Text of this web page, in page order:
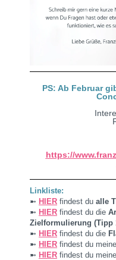
PS: Ab Februar
https://
Linkliste:
➼ HIER findest du alle
➼ HIER findest du die
Zielformulierung (Tipp
➼ HIER findest du die
➼ HIER findest du
➼ HIER findest du